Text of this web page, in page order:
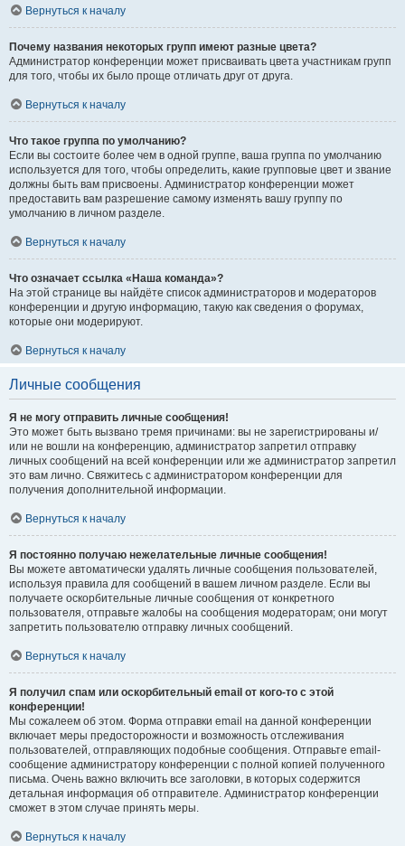
Вернуться к началу
Почему названия некоторых групп имеют разные цвета?
Администратор конференции может присваивать цвета участникам групп
для того, чтобы их было проще отличать друг от друга.
Вернуться к началу
Что такое группа по умолчанию?
Если вы состоите более чем в одной группе, ваша группа по умолчанию
используется для того, чтобы определить, какие групповые цвет и звание
должны быть вам присвоены. Администратор конференции может
предоставить вам разрешение самому изменять вашу группу по
умолчанию в личном разделе.
Вернуться к началу
Что означает ссылка «Наша команда»?
На этой странице вы найдёте список администраторов и модераторов
конференции и другую информацию, такую как сведения о форумах,
которые они модерируют.
Вернуться к началу
Личные сообщения
Я не могу отправить личные сообщения!
Это может быть вызвано тремя причинами: вы не зарегистрированы и/
или не вошли на конференцию, администратор запретил отправку
личных сообщений на всей конференции или же администратор запретил
это вам лично. Свяжитесь с администратором конференции для
получения дополнительной информации.
Вернуться к началу
Я постоянно получаю нежелательные личные сообщения!
Вы можете автоматически удалять личные сообщения пользователей,
используя правила для сообщений в вашем личном разделе. Если вы
получаете оскорбительные личные сообщения от конкретного
пользователя, отправьте жалобы на сообщения модераторам; они могут
запретить пользователю отправку личных сообщений.
Вернуться к началу
Я получил спам или оскорбительный email от кого-то с этой
конференции!
Мы сожалеем об этом. Форма отправки email на данной конференции
включает меры предосторожности и возможность отслеживания
пользователей, отправляющих подобные сообщения. Отправьте email-
сообщение администратору конференции с полной копией полученного
письма. Очень важно включить все заголовки, в которых содержится
детальная информация об отправителе. Администратор конференции
сможет в этом случае принять меры.
Вернуться к началу